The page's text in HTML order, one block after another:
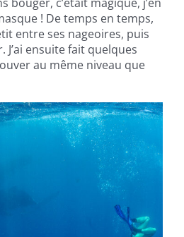
! De temps en temps,
entre ses nageoires, puis
ensuite fait quelques
au même niveau que